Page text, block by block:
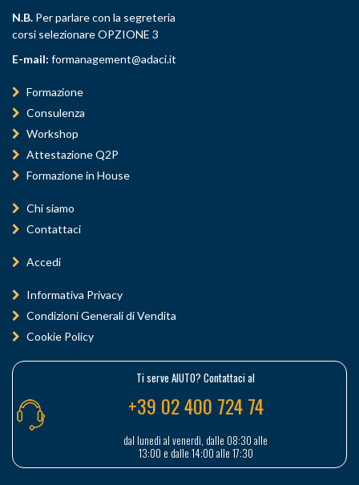
N.B. Per parlare con la segreteria
corsi selezionare OPZIONE 3
E-mail: formanagement@adaci.it
Formazione
Consulenza
Workshop
Attestazione Q2P
Formazione in House
Chi siamo
Contattaci
Accedi
Informativa Privacy
Condizioni Generali di Vendita
Cookie Policy
Ti serve AIUTO? Contattaci al
+39 02 400 724 74
dal lunedì al venerdì, dalle 08:30 alle
13:00 e dalle 14:00 alle 17:30